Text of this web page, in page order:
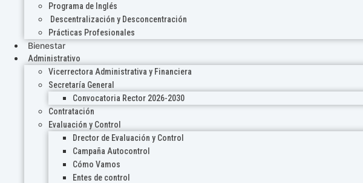
Programa de Inglés
Descentralización y Desconcentración
Prácticas Profesionales
Bienestar
Administrativo
Vicerrectora Administrativa y Financiera
Secretaría General
Convocatoria Rector 2026-2030
Contratación
Evaluación y Control
Drector de Evaluación y Control
Campaña Autocontrol
Cómo Vamos
Entes de control